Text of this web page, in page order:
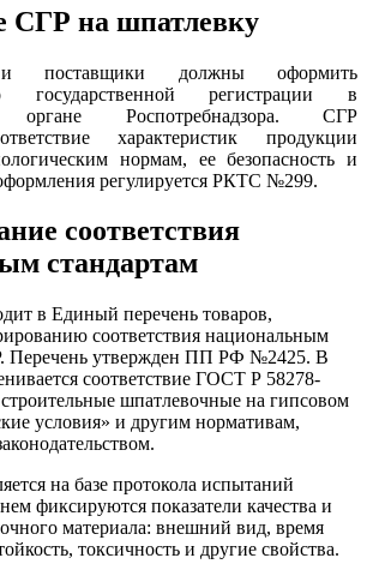
СГР на шпатлевку
и поставщики должны оформить
государственной регистрации в
органе Роспотребнадзора. СГР
характеристик продукции
нормам, ее безопасность и
регулируется РКТС №299.
соответствия
стандартам
в Единый перечень товаров,
соответствия национальным
Перечень утвержден ПП РФ №2425. В
соответствие ГОСТ Р 58278-
шпатлевочные на гипсовом
условия» и другим нормативам,
на базе протокола испытаний
фиксируются показатели качества и
материала: внешний вид, время
токсичность и другие свойства.